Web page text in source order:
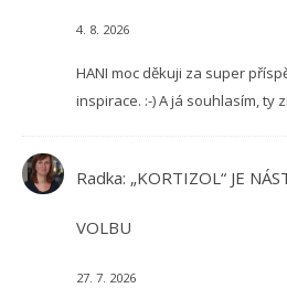
4. 8. 2026
HANI moc děkuji za super
inspirace. :-) A já souhlasím, ty
Radka: „KORTIZOL“ JE
VOLBU
27. 7. 2026